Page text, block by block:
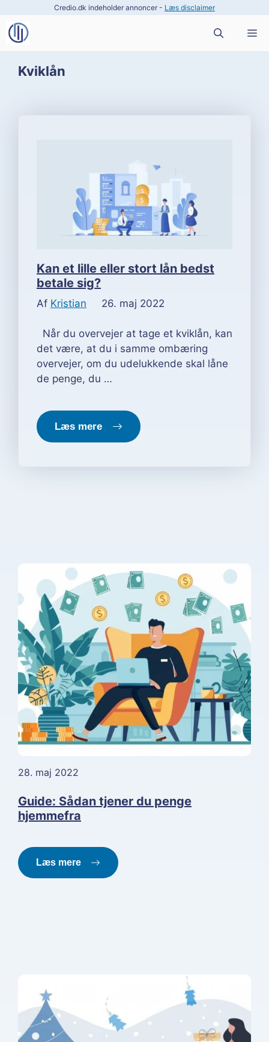
indhold
Credio.dk indeholder annoncer - Læs disclaimer
Kviklån
Kan et lille eller stort lån bedst
betale sig?
Af Kristian 26. maj 2022
Når du overvejer at tage et kviklån, kan
det være, at du i samme ombæring
overvejer, om du udelukkende skal låne
de penge, du …
Læs mere
28. maj 2022
Guide: Sådan tjener du penge
hjemmefra
Læs mere